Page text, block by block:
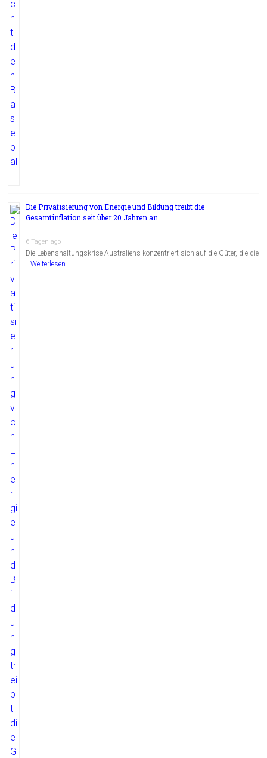
Die Privatisierung von Energie und Bildung treibt die
Gesamtinflation seit über 20 Jahren an
6 Tagen ago
Die Lebenshaltungskrise Australiens konzentriert sich auf die Güter, die die
…Weiterlesen...